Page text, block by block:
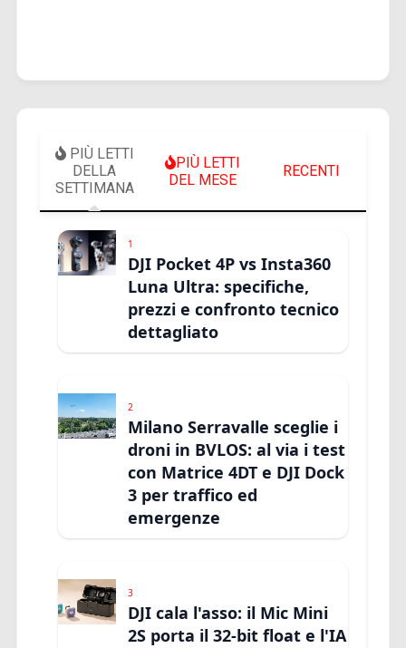
PIÙ LETTI
DELLA
SETTIMANA
PIÙ LETTI
DEL MESE
RECENTI
1
DJI Pocket 4P vs Insta360
Luna Ultra: specifiche,
prezzi e confronto tecnico
dettagliato
2
Milano Serravalle sceglie i
droni in BVLOS: al via i test
con Matrice 4DT e DJI Dock
3 per traffico ed
emergenze
3
DJI cala l'asso: il Mic Mini
2S porta il 32-bit float e l'IA